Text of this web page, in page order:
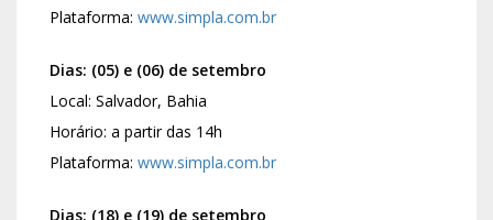
Plataforma: www.simpla.com.br
Dias: (05) e (06) de setembro
Local: Salvador, Bahia
Horário: a partir das 14h
Plataforma: www.simpla.com.br
Dias: (18) e (19) de setembro